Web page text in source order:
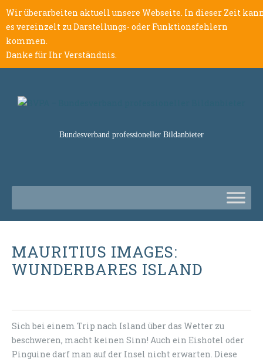
Wir überarbeiten aktuell unsere Webseite. In dieser Zeit
es vereinzelt zu Darstellungs- oder Funktionsfehlern
kommen.
Danke für Ihr Verständnis.
Bundesverband professioneller Bildanbieter
MAURITIUS IMAGES:
WUNDERBARES ISLAND
Sich bei einem Trip nach Island über das Wetter zu
beschweren, macht keinen Sinn! Auch ein Eishotel oder
Pinguine darf man auf der Insel nicht erwarten. Diese